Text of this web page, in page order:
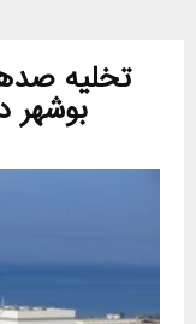
تخلیه
بوشهر